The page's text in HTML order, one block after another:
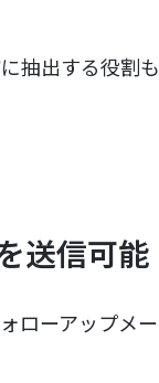
抽出する役割も
送信可能
ローアップメー